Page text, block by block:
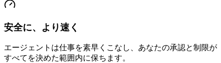
安全に、より速く
エージェントは仕事を素早くこなし、あなたの承認と制限が
すべてを決めた範囲内に保ちます。